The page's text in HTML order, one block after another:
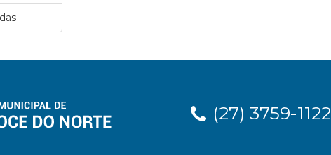
(27) 3759-1122